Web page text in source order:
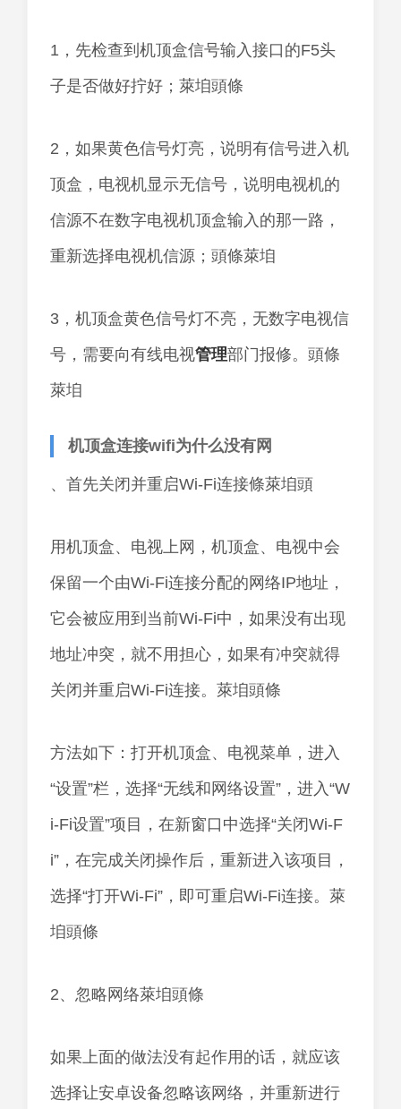
1，先检查到机顶盒信号输入接口的F5头
子是否做好拧好；萊垍頭條
2，如果黄色信号灯亮，说明有信号进入机
顶盒，电视机显示无信号，说明电视机的
信源不在数字电视机顶盒输入的那一路，
重新选择电视机信源；頭條萊垍
3，机顶盒黄色信号灯不亮，无数字电视信
号，需要向有线电视管理部门报修。頭條
萊垍
机顶盒连接wifi为什么没有网
、首先关闭并重启Wi-Fi连接條萊垍頭
用机顶盒、电视上网，机顶盒、电视中会
保留一个由Wi-Fi连接分配的网络IP地址，
它会被应用到当前Wi-Fi中，如果没有出现
地址冲突，就不用担心，如果有冲突就得
关闭并重启Wi-Fi连接。萊垍頭條
方法如下：打开机顶盒、电视菜单，进入
“设置”栏，选择“无线和网络设置”，进入“W
i-Fi设置”项目，在新窗口中选择“关闭Wi-F
i”，在完成关闭操作后，重新进入该项目，
选择“打开Wi-Fi”，即可重启Wi-Fi连接。萊
垍頭條
2、忽略网络萊垍頭條
如果上面的做法没有起作用的话，就应该
选择让安卓设备忽略该网络，并重新进行